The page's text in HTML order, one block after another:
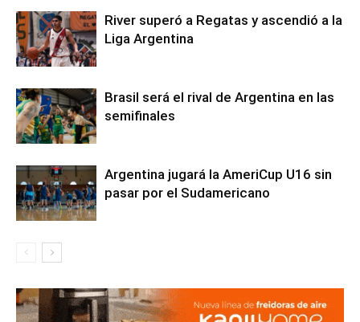
River superó a Regatas y ascendió a la
Liga Argentina
Brasil será el rival de Argentina en las
semifinales
Argentina jugará la AmeriCup U16 sin
pasar por el Sudamericano